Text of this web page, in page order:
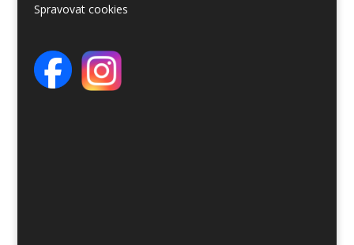
Spravovat cookies